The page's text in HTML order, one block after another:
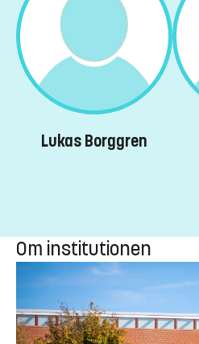
Lukas Borggren
Om institutionen